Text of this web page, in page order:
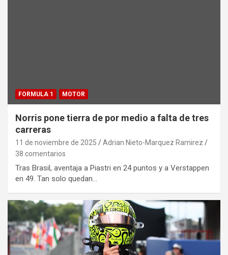
FORMULA 1 MOTOR
Norris pone tierra de por medio a falta de tres
carreras
11 de noviembre de 2025
Adrian Nieto-Marquez Ramirez
38 comentarios
Tras Brasil, aventaja a Piastri en 24 puntos y a Verstappen
en 49. Tan solo quedan…